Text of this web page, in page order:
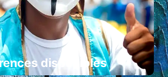
disponibles